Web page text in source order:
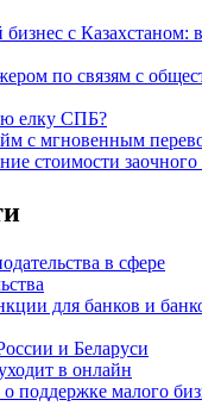
с Казахстаном:
по связям с
елку СПБ?
с мгновенным
стоимости заочного
в сфере
для банков и
и Беларуси
в онлайн
поддержке малого